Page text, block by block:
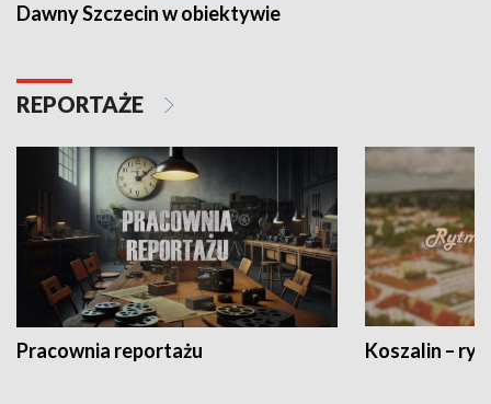
Dawny Szczecin w obiektywie
REPORTAŻE
Pracownia reportażu Koszalin –